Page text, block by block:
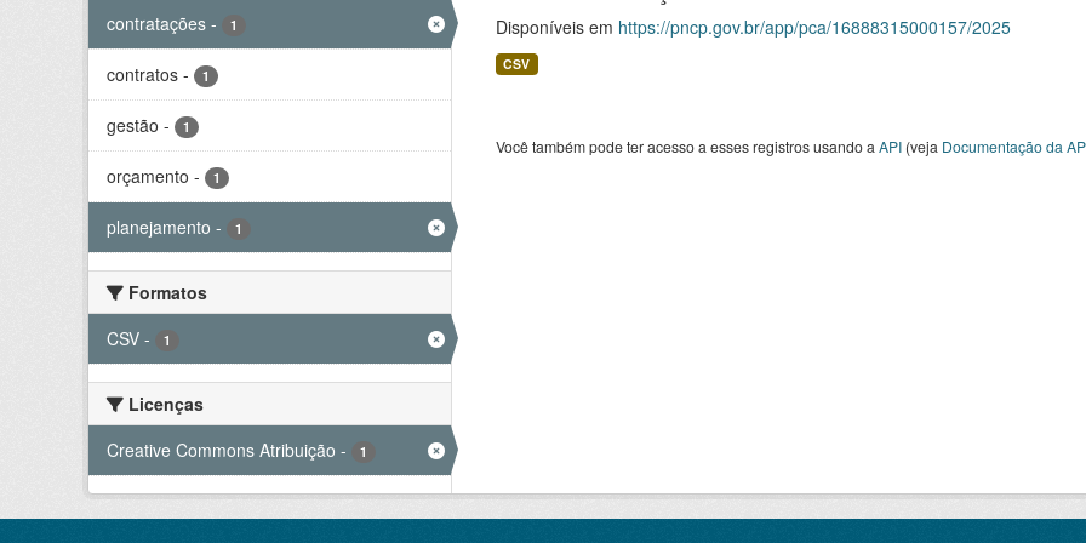
contratações - 1
contratos - 1
gestão - 1
orçamento - 1
planejamento - 1
Formatos
CSV - 1
Licenças
Creative Commons Atribuição - 1
Disponíveis em https://pncp.gov.br/app/pca/16888315000157/2025
CSV
Você também pode ter acesso a esses registros usando a API(veja Documentação da